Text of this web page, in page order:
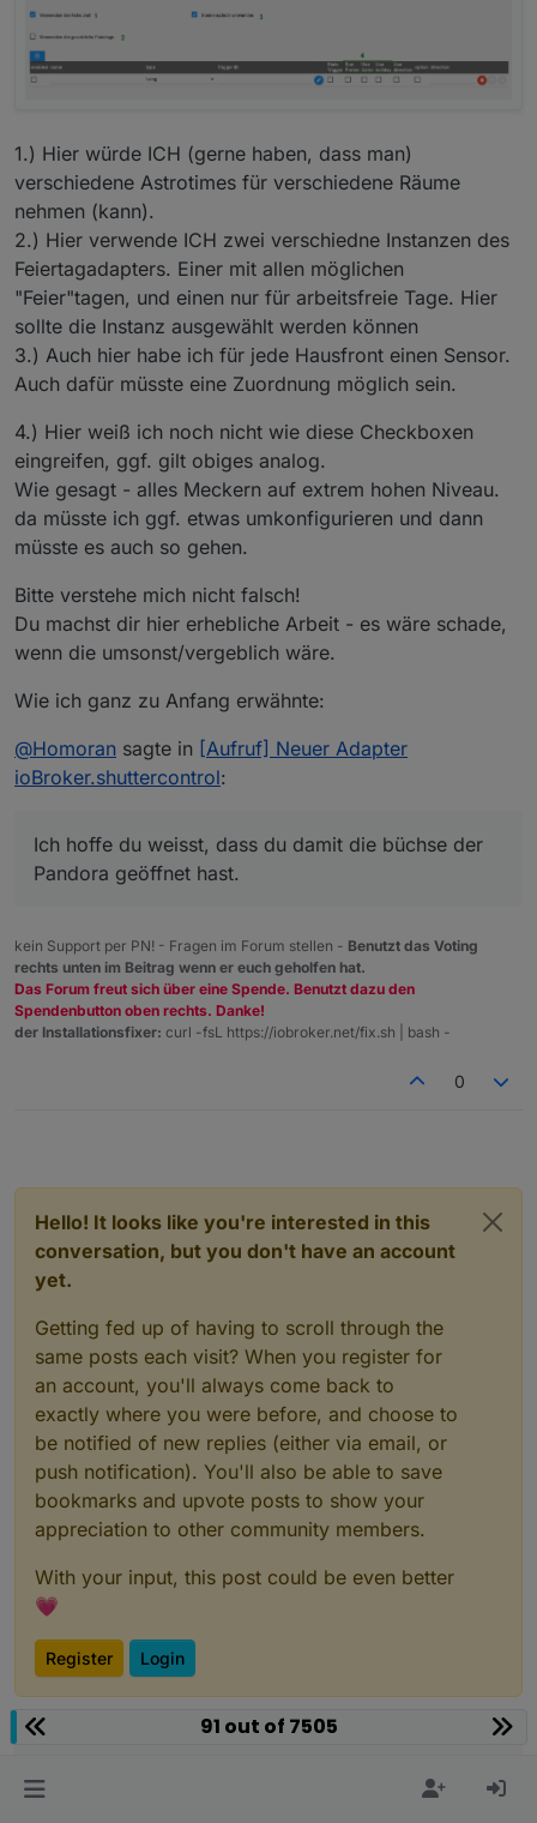
1.) Hier würde ICH (gerne haben, dass man)
verschiedene Astrotimes für verschiedene Räume
nehmen (kann).
2.) Hier verwende ICH zwei verschiedne Instanzen des
Feiertagadapters. Einer mit allen möglichen
"Feier"tagen, und einen nur für arbeitsfreie Tage. Hier
sollte die Instanz ausgewählt werden können
3.) Auch hier habe ich für jede Hausfront einen Sensor.
Auch dafür müsste eine Zuordnung möglich sein.
4.) Hier weiß ich noch nicht wie diese Checkboxen
eingreifen, ggf. gilt obiges analog.
Wie gesagt - alles Meckern auf extrem hohen Niveau.
da müsste ich ggf. etwas umkonfigurieren und dann
müsste es auch so gehen.
Bitte verstehe mich nicht falsch!
Du machst dir hier erhebliche Arbeit - es wäre schade,
wenn die umsonst/vergeblich wäre.
Wie ich ganz zu Anfang erwähnte:
@Homoran sagte in [Aufruf] Neuer Adapter
ioBroker.shuttercontrol:
Ich hoffe du weisst, dass du damit die büchse der
Pandora geöffnet hast.
kein Support per PN! - Fragen im Forum stellen - Benutzt das Voting
rechts unten im Beitrag wenn er euch geholfen hat.
Das Forum freut sich über eine Spende. Benutzt dazu den
Spendenbutton oben rechts. Danke!
der Installationsfixer: curl -fsL https://iobroker.net/fix.sh | bash -
0
Hello! It looks like you're interested in this
conversation, but you don't have an account
yet.
Getting fed up of having to scroll through the
same posts each visit? When you register for
an account, you'll always come back to
exactly where you were before, and choose to
be notified of new replies (either via email, or
push notification). You'll also be able to save
bookmarks and upvote posts to show your
appreciation to other community members.
With your input, this post could be even better
💗
Register Login
91 out of 7505